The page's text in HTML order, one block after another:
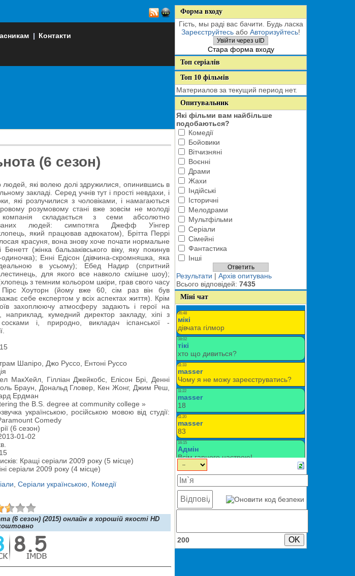
| Контакти
(6 сезон)
людей, які волею долі здружилися, опинившись в
закладі. Серед учнів тут і прості невдахи, і
які розлучилися з чоловіками, і намагаються
розумовому стані вже зовсім не молоді
складається з семи абсолютно
людей: симпотяга Джефф Уінгер
який працював адвокатом), Брітта Перрі
красуня, вона знову хоче почати нормальне
(жінка бальзаківського віку, яку покинув
одиночка); Енні Едісон (дівчина-скромняшка, яка
в усьому); Ебед Надир (спритний
для якого все навколо смішне шоу);
з темним кольором шкіри, грав свого часу
Хоуторн (йому вже 60, сім раз він був
себе експертом у всіх аспектах життя). Крім
захоплюючу атмосферу задають і герої на
наприклад, кумедний директор закладу, хіпі з
і, природно, викладач іспанської -
Шапіро, Джо Руссо, Ентоні Руссо
МакХейл, Гілліан Джейкобс, Елісон Брі, Денні
Браун, Дональд Гловер, Кен Жонг, Джим Реш,
Ердман
the B.S. degree at community college »
українською, російською мовою від студії:
Comedy
(6 сезон)
01-02
Кращі серіали 2009 року (5 місце)
серіали 2009 року (4 місце)
Серіали українською Комедії
(6 сезон) (2015) онлайн в хорошій якості HD
Форма входу
Гість, мы раді вас бачити. Будь ласка
Зареєструйтесь або Авторизуйтесь!
Увійти через uID
Стара форма входу
Топ серіалів
Топ 10 фільмів
Материалов за текущий период нет.
Опитувальник
Які фільми вам найбільше
подобаються?
Комедії
Бойовики
Вітчизняні
Воєнні
Драми
Жахи
Індійські
Історичні
Мелодрами
Мультфільми
Серіали
Сімейні
Фантастика
Інші
Результати | Архів опитувань
Всього відповідей: 7435
Міні чат
200